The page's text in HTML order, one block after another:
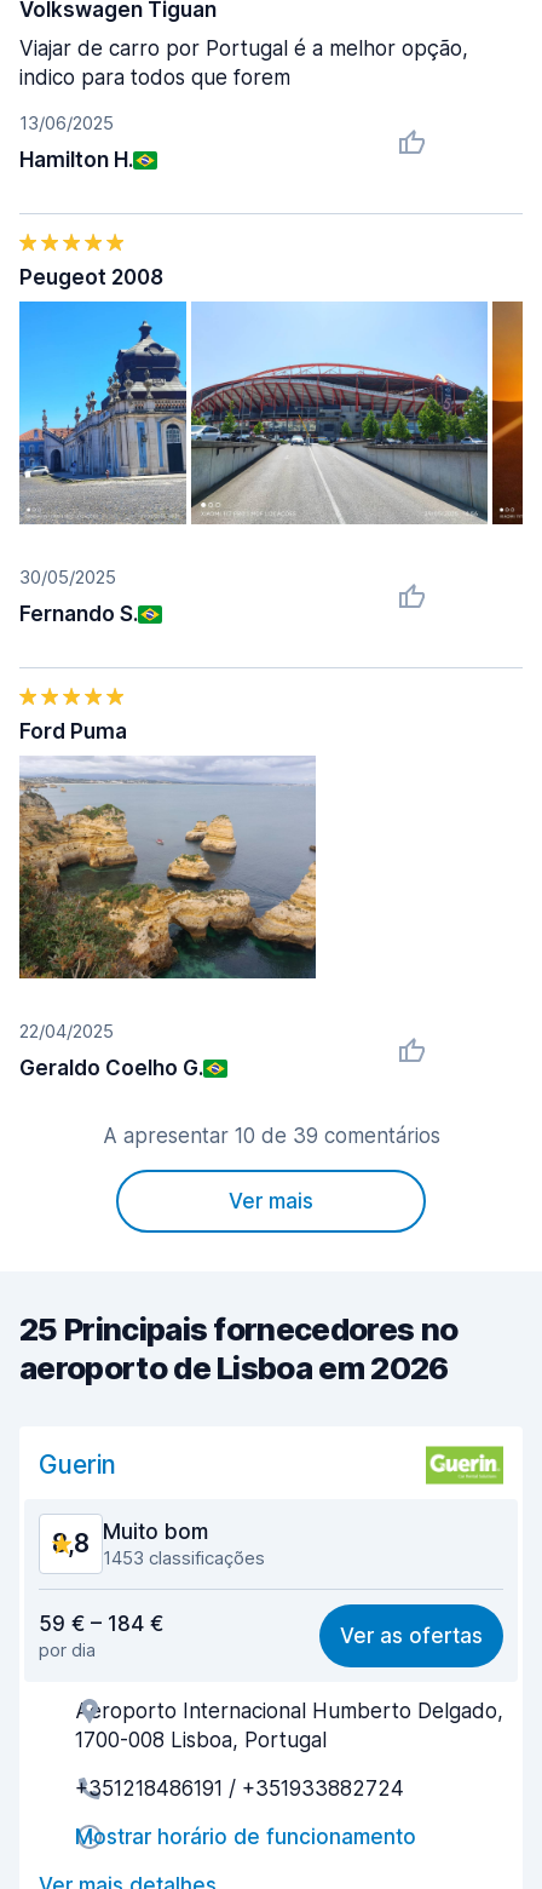
13/06/2025
Hamilton H.
Volkswagen Tiguan
Viajar de carro por Portugal é a melhor opção,
indico para todos que forem
30/05/2025
Fernando S.
Peugeot 2008
22/04/2025
Geraldo Coelho G.
Ford Puma
A apresentar 10 de 39 comentários
Ver mais
25 Principais fornecedores no
aeroporto de Lisboa em 2026
Guerin
8,8 Muito bom
1453 classificações
8,3
Facilidade em encontrar 8,9
Eficiência dos agentes 8,9
Limpeza do carro
59 € – 184 €
por dia
Ver as ofertas
Aeroporto Internacional Humberto Delgado,
1700-008 Lisboa, Portugal
+351218486191 / +351933882724
Mostrar horário de funcionamento